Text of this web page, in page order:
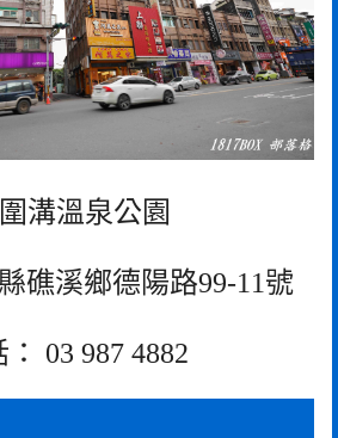
溝溫泉公園
礁溪鄉德陽路99-11號
： 03 987 4882